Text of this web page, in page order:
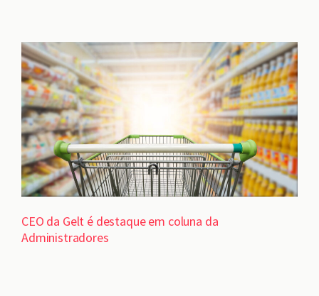
CEO da Gelt é destaque em coluna da
Administradores